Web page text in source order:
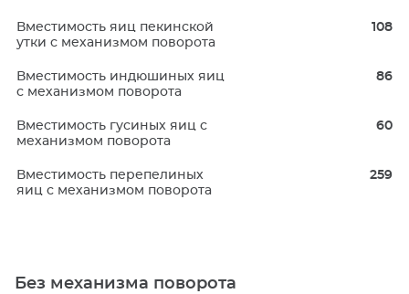
Вместимость яиц пекинской
утки с механизмом поворота
108
Вместимость индюшиных яиц
с механизмом поворота
86
Вместимость гусиных яиц с
механизмом поворота
60
Вместимость перепелиных
яиц с механизмом поворота
259
Без механизма поворота